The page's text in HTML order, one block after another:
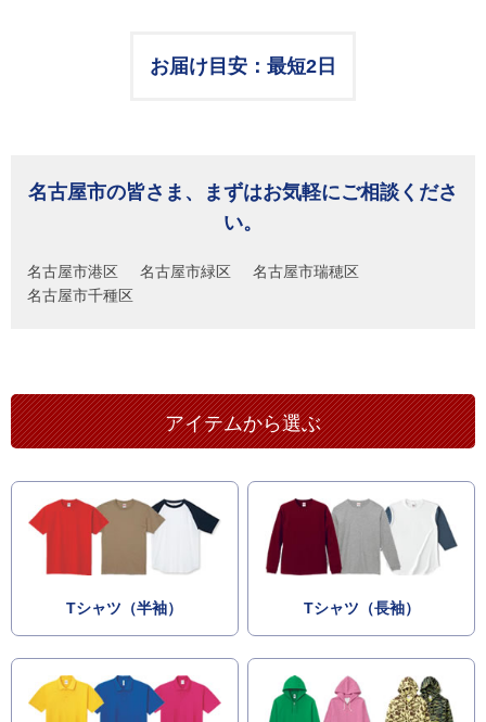
お届け目安：最短2日
名古屋市の皆さま、まずはお気軽にご相談くださ
い。
名古屋市港区 名古屋市緑区
名古屋市瑞穂区
名古屋市千種区
アイテムから選ぶ
Tシャツ（半袖） Tシャツ（長袖）